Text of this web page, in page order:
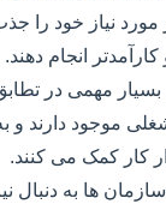
مورد نیاز خود را
انجام
مهمی در
موجود دارند و
کار کمک می کنند.
ها به دنبال